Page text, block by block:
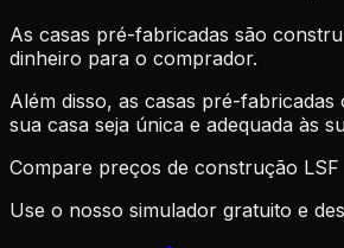
As casas pré-fabricadas são
dinheiro para o comprador.
Além disso, as casas pré-
sua casa seja única e adequada às
Compare preços de construção LSF
Use o nosso simulador gratuito e